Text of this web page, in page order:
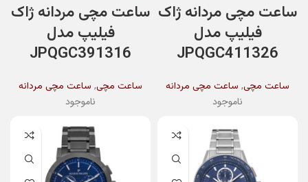
ساعت مچی مردانه ژاک
فیلیپ مدل
JPQGC411326
ساعت مچی, ساعت مچی مردانه
ناموجود
ساعت مچی مردانه ژاک
فیلیپ مدل
JPQGC391316
ساعت مچی, ساعت مچی مردانه
ناموجود